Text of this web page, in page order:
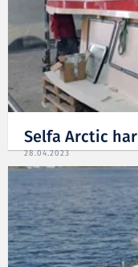
Selfa Arctic
28.04.2023